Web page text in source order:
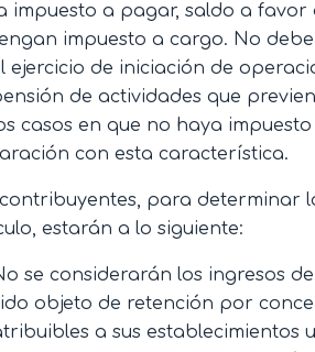
impuesto a pagar, saldo a
impuesto a cargo. No
ejercicio de iniciación de
de actividades que
casos en que no haya
con esta característica.
para determinar
estarán a lo siguiente:
se considerarán los ingresos
objeto de retención por
a sus establecimientos